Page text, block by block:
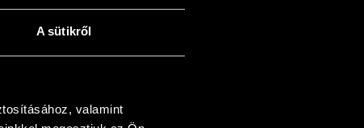
A sütikről
valamint
68 000Ft
Kosárba teszem